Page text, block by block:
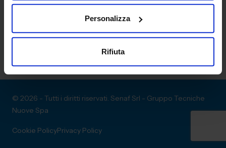
Personalizza
Rifiuta
© 2026 - Tutti i diritti riservati. Senaf Srl - Gruppo Tecniche
Nuove Spa
Cookie PolicyPrivacy Policy